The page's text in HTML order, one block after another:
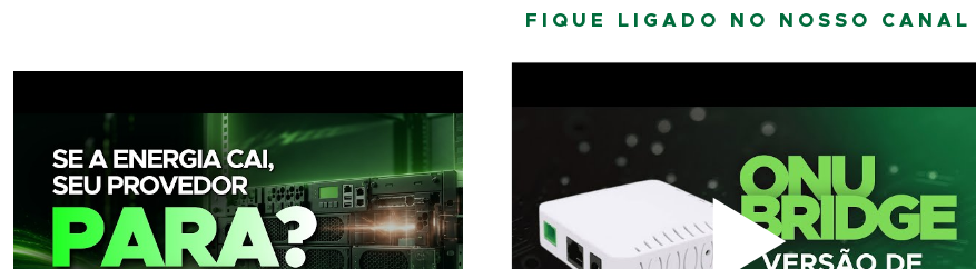
FIQUE LIGADO NO NOSSO CANAL